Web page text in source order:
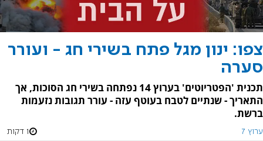
צפו: ינון מגל פתח בשירי חג - ועורר
סערה
תכנית 'הפטריוטים' בערוץ 14 נפתחה בשירי חג הסוכות, אך
התאריך - שנתיים לטבח בעוטף עזה - עורר תגובות נזעמות
ברשת.
ערוץ 7 1 דקות